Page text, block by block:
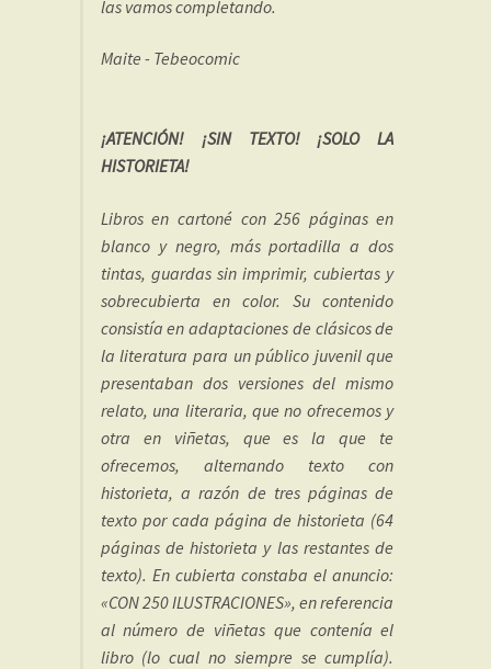
las vamos completando.
Maite - Tebeocomic
¡ATENCIÓN! ¡SIN TEXTO! ¡SOLO LA
HISTORIETA!
Libros en cartoné con 256 páginas en
blanco y negro, más portadilla a dos
tintas, guardas sin imprimir, cubiertas y
sobrecubierta en color. Su contenido
consistía en adaptaciones de clásicos de
la literatura para un público juvenil que
presentaban dos versiones del mismo
relato, una literaria, que no ofrecemos y
otra en viñetas, que es la que te
ofrecemos, alternando texto con
historieta, a razón de tres páginas de
texto por cada página de historieta (64
páginas de historieta y las restantes de
texto). En cubierta constaba el anuncio:
«CON 250 ILUSTRACIONES», en referencia
al número de viñetas que contenía el
libro (lo cual no siempre se cumplía).